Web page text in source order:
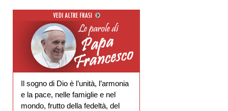
Il sogno di Dio è l’unità, l’armonia
e la pace, nelle famiglie e nel
mondo, frutto della fedeltà, del